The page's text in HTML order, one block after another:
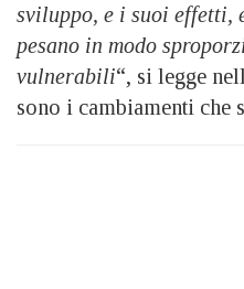
sviluppo, e i suoi effetti,
pesano in modo
vulnerabili“, si legge
sono i cambiamenti che